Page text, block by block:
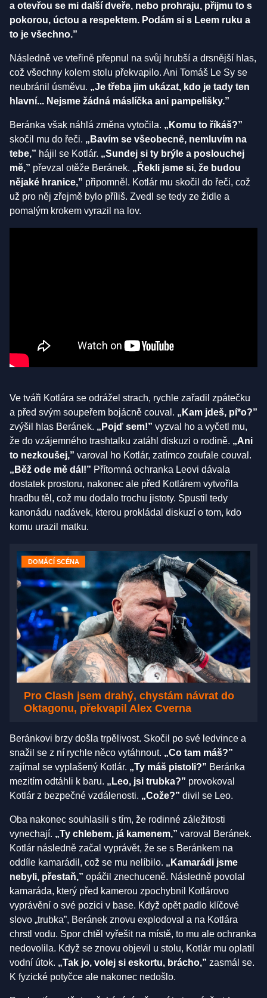
a otevřou se mi další dveře, nebo prohraju, přijmu to s
pokorou, úctou a respektem. Podám si s Leem ruku a
to je všechno.”
Následně ve vteřině přepnul na svůj hrubší a drsnější hlas,
což všechny kolem stolu překvapilo. Ani Tomáš Le Sy se
neubránil úsměvu. „Je třeba jim ukázat, kdo je tady ten
hlavní... Nejsme žádná máslíčka ani pampelišky.”
Beránka však náhlá změna vytočila. „Komu to říkáš?”
skočil mu do řeči. „Bavím se všeobecně, nemluvím na
tebe,” hájil se Kotlár. „Sundej si ty brýle a poslouchej
mě,” převzal otěže Beránek. „Řekli jsme si, že budou
nějaké hranice,” připomněl. Kotlár mu skočil do řeči, což
už pro něj zřejmě bylo příliš. Zvedl se tedy ze židle a
pomalým krokem vyrazil na lov.
Ve tváři Kotlára se odrážel strach, rychle zařadil zpátečku
a před svým soupeřem bojácně couval. „Kam jdeš, pí*o?”
zvýšil hlas Beránek. „Pojď sem!” vyzval ho a vyčetl mu,
že do vzájemného trashtalku zatáhl diskuzi o rodině. „Ani
to nezkoušej,” varoval ho Kotlár, zatímco zoufale couval.
„Běž ode mě dál!” Přítomná ochranka Leovi dávala
dostatek prostoru, nakonec ale před Kotlárem vytvořila
hradbu těl, což mu dodalo trochu jistoty. Spustil tedy
kanonádu nadávek, kterou prokládal diskuzí o tom, kdo
komu urazil matku.
DOMÁCÍ SCÉNA
Pro Clash jsem drahý, chystám návrat do
Oktagonu, překvapil Alex Cverna
Beránkovi brzy došla trpělivost. Skočil po své ledvince a
snažil se z ní rychle něco vytáhnout. „Co tam máš?”
zajímal se vyplašený Kotlár. „Ty máš pistoli?” Beránka
mezitím odtáhli k baru. „Leo, jsi trubka?” provokoval
Kotlár z bezpečné vzdálenosti. „Cože?” divil se Leo.
Oba nakonec souhlasili s tím, že rodinné záležitosti
vynechají. „Ty chlebem, já kamenem,” varoval Beránek.
Kotlár následně začal vyprávět, že se s Beránkem na
oddíle kamarádil, což se mu nelíbilo. „Kamarádi jsme
nebyli, přestaň,” opáčil znechuceně. Následně povolal
kamaráda, který před kamerou zpochybnil Kotlárovo
vyprávění o své pozici v base. Když opět padlo klíčové
slovo „trubka”, Beránek znovu explodoval a na Kotlára
chrstl vodu. Spor chtěl vyřešit na místě, to mu ale ochranka
nedovolila. Když se znovu objevil u stolu, Kotlár mu oplatil
vodní útok. „Tak jo, volej si eskortu, brácho,” zasmál se.
K fyzické potyčce ale nakonec nedošlo.